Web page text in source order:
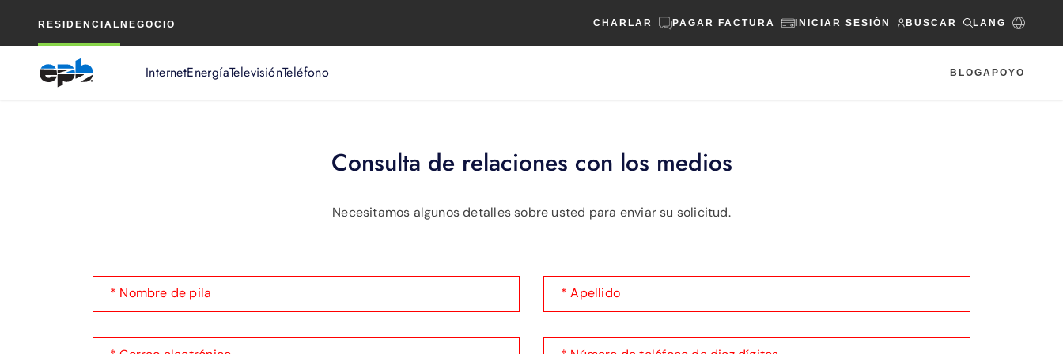
RESIDENCIAL NEGOCIO CHARLAR PAGAR FACTURA INICIAR SESIÓN BUSCAR LANG
InternetEnergíaTelevisiónTeléfono BLOGAPOYO
principal
Consulta de relaciones con los medios
Necesitamos algunos detalles sobre usted para enviar su solicitud.
* Nombre de pila * Apellido